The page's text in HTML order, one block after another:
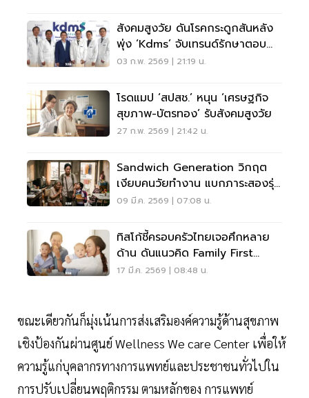
สังคมสูงวัย ดันโรคกระดูกสันหลัง
พุ่ง ‘kdms’ จับเทรนด์รักษาตอบ
โจทย์ยุคใหม่
03 ก.พ. 2569 | 21:19 น.
โรดแมป ‘สปสช.’ หนุน ‘เศรษฐกิจ
สุขภาพ-บัตรทอง’ รับสังคมสูงวัย
27 ก.พ. 2569 | 21:42 น.
Sandwich Generation วิกฤต
เงียบคนวัยทำงาน แบกภาระสองรุ่น
ท่ามกลางสังคมสูงวัย
09 มี.ค. 2569 | 07:08 น.
ทิสโก้ชี้ครอบครัวไทยเจอศึกหลาย
ด้าน ดันแนวคิด Family First
รับมือความเสี่ยง
17 มี.ค. 2569 | 08:48 น.
ขณะเดียวกันก็มุ่งเน้นการส่งเสริมองค์ความรู้ด้านสุขภาพ
เชิงป้องกันผ่านศูนย์ Wellness We care Center เพื่อให้
ความรู้แก่บุคลากรทางการแพทย์และประชาชนทั่วไปใน
การปรับเปลี่ยนพฤติกรรม ตามหลักของ การแพทย์